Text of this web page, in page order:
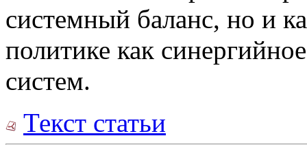
системный баланс, но и
политике как
систем.
Текст статьи